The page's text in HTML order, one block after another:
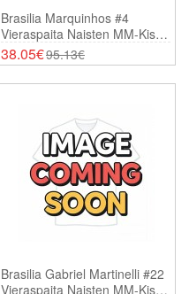
Brasilia Marquinhos #4
Vieraspaita Naisten MM-Kisat
2026 Lyhythihainen
38.05€95.13€
Brasilia Gabriel Martinelli #22
Vieraspaita Naisten MM-Kisat